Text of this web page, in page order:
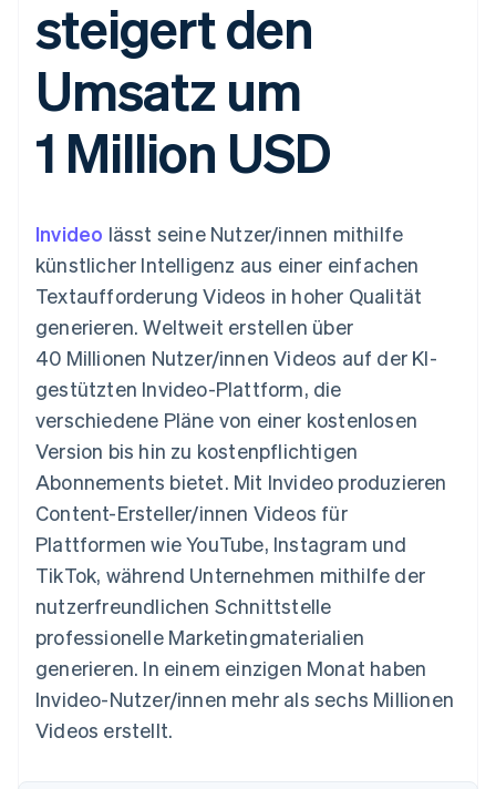
Zugriff auf mehr als
125
Zahlungen vor Ort
Authorization
Optimierung der
Autorisierungsraten
Bezahlvorgang
Connections
Verbundene
Datensynchronisierung
Product roadmap
Ausblick
Radar
Betrugsprävention
Atlas
Start-up-Gründung
Climate
CO₂-Entnahme
Identity
Online-Identitätsprüfung
Geldmanagement
Plattformen
SaaS
Nach Branche
Gaming
Bewirtung, Reisen und
Freizeit
Versicherungen
Medien und
Unterhaltung
Gemeinnützige
Organisationen
Fachdienstleistungen
Öffentlicher Sektor
Einzelhandel
Ecosystem
Partner
Stripe App-Marktplatz
Marktplatz auf
Grundlagen der
Abonnementverwaltung
So setzen Sie
nutzungsbasierte
Abrechnung um
Stablecoin-gestützte
Karten ausgeben: So
Verwaltung von
Diensten mit Agenten
App-Integrationen
Code-Beispiele
Entwickler-Blog
API-Status
Produkt-Roadmap
Stripe Sessions
Karriere
Newsroom
Stripe Press
Sales-Team
kontaktieren
Partner werden
steigert den
Umsatz um
1 Million USD
Invideo lässt seine Nutzer/innen mithilfe
künstlicher Intelligenz aus einer einfachen
Textaufforderung Videos in hoher Qualität
generieren. Weltweit erstellen über
40 Millionen Nutzer/innen Videos auf der KI-
gestützten Invideo-Plattform, die
verschiedene Pläne von einer kostenlosen
Version bis hin zu kostenpflichtigen
Abonnements bietet. Mit Invideo produzieren
Content-Ersteller/innen Videos für
Plattformen wie YouTube, Instagram und
TikTok, während Unternehmen mithilfe der
nutzerfreundlichen Schnittstelle
professionelle Marketingmaterialien
generieren. In einem einzigen Monat haben
Invideo-Nutzer/innen mehr als sechs Millionen
Videos erstellt.